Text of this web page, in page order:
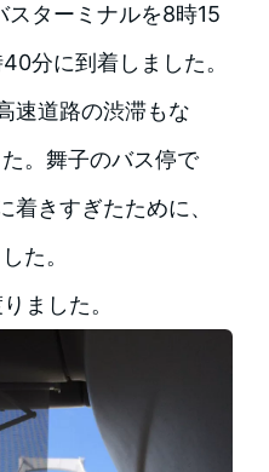
ターミナルを8時15
分に到着しました。
速道路の渋滞もな
。舞子のバス停で
きすぎたために、
た。
ました。